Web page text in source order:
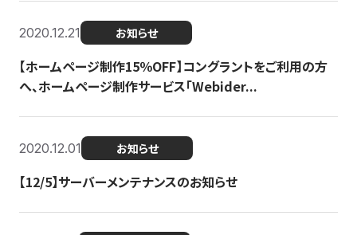
2020.12.21 お知らせ
【ホームページ制作15％OFF】コングラントをご利用の方
へ、ホームページ制作サービス「Webider...
2020.12.01 お知らせ
【12/5】サーバーメンテナンスのお知らせ